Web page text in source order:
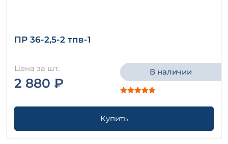
ПР 36-2,5-2 тпв-1
Цена за шт.
2 880 ₽
В наличии
Купить